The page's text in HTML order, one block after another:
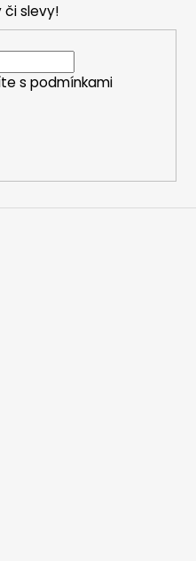
či slevy!
s podmínkami